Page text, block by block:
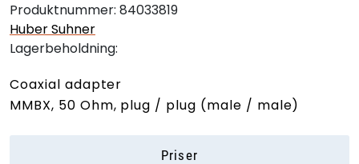
Produktnummer: 84033819
Huber Suhner
Lagerbeholdning:
Coaxial adapter
MMBX, 50 Ohm, plug / plug (male / male)
Priser